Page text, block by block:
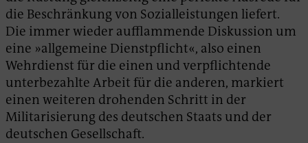
die Beschränkung von Sozialleistungen liefert.
Die immer wieder aufflammende Diskussion um
eine »allgemeine Dienstpflicht«, also einen
Wehrdienst für die einen und verpflichtende
unterbezahlte Arbeit für die anderen, markiert
einen weiteren drohenden Schritt in der
Militarisierung des deutschen Staats und der
deutschen Gesellschaft.